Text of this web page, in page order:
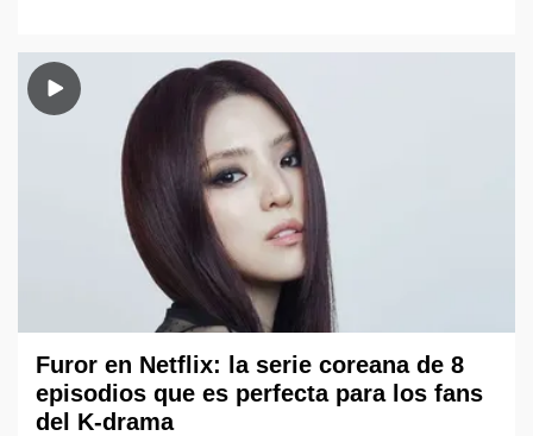
Furor en Netflix: la serie coreana de 8
episodios que es perfecta para los fans
del K-drama